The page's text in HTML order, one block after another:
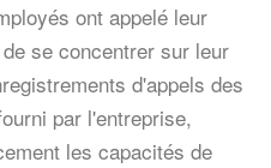
ont appelé leur
se concentrer sur leur
d'appels des
par l'entreprise,
les capacités de